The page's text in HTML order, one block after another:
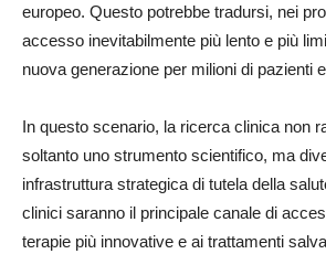
europeo. Questo potrebbe tradursi, nei
accesso inevitabilmente più lento e più
nuova generazione per milioni di pazienti
In questo scenario, la ricerca clinica non
soltanto uno strumento scientifico, ma
infrastruttura strategica di tutela della
clinici saranno il principale canale di
terapie più innovative e ai trattamenti